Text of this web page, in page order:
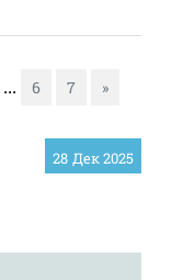
... 6 7 »
28 Дек 2025